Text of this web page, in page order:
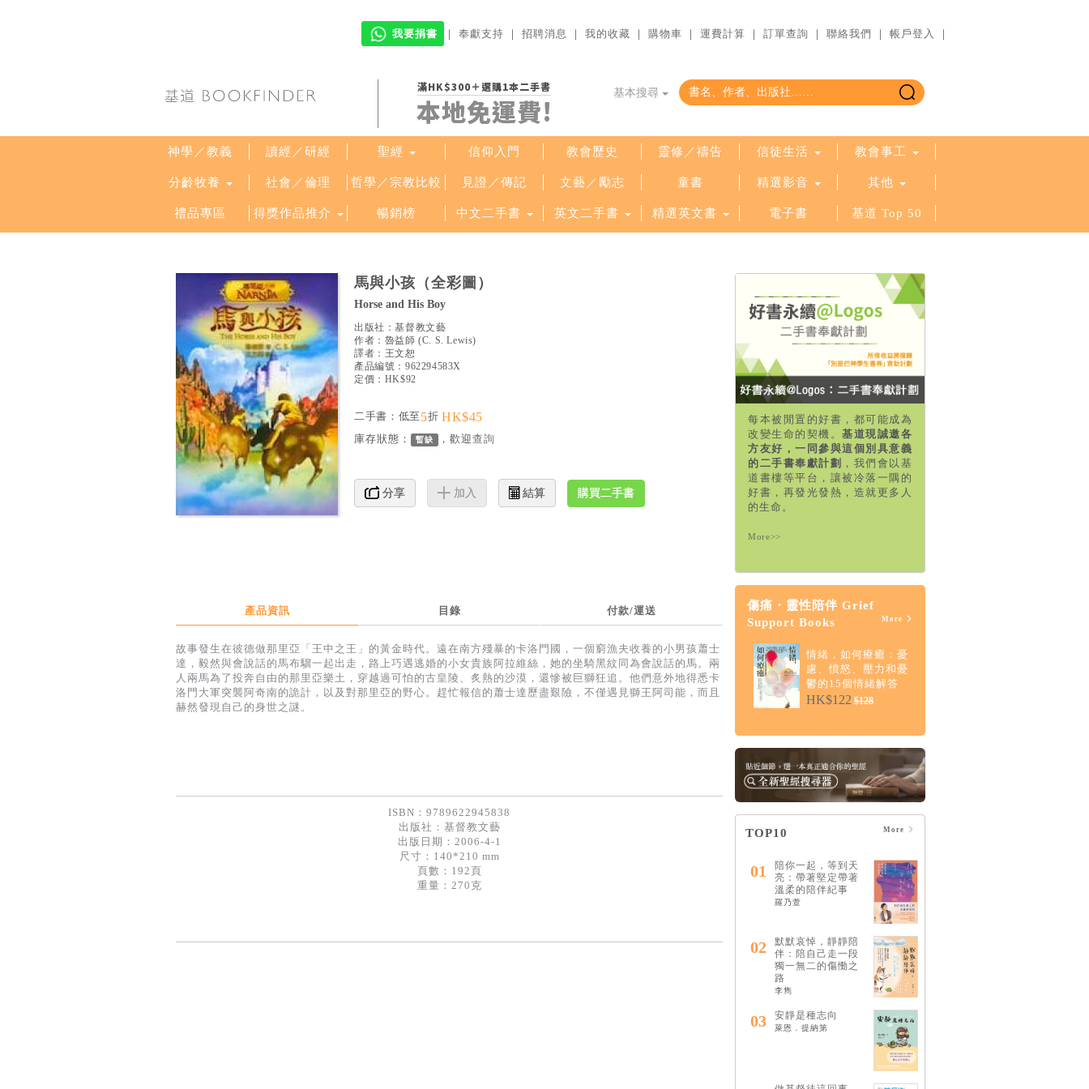
我要捐書 ｜ 奉獻支持 ｜ 招聘消息 ｜ 我的收藏 ｜ 購物車 ｜ 運費計算 ｜ 訂單查詢 ｜ 聯絡我們 ｜ 帳戶登入 ｜
滿HK$300＋選購1本二手書
本地免運費!
基本搜尋
神學／教義 讀經／研經 聖經 信仰入門 教會歷史 靈修／禱告 信徒生活 教會事工
分齡牧養 社會／倫理 哲學／宗教比較 見證／傳記 文藝／勵志 童書 精選影音 其他
禮品專區 得獎作品推介 暢銷榜 中文二手書 英文二手書 精選英文書 電子書 基道 Top 50
馬與小孩（全彩圖）
Horse and His Boy
出版社：基督教文藝
作者： 魯益師 (C. S. Lewis)
譯者： 王文恕
產品編號： 962294583X
定價：HK$92
二手書：低至 5折 HK$45
庫存狀態： 暫缺 ，歡迎查詢
分享 加入 結算 購買二手書
產品資訊 目錄 付款/運送
故事發生在彼德做那里亞「王中之王」的黃金時代。遠在南方殘暴的卡洛門國，一個窮漁夫收養的小男孩蕭士
達，毅然與會說話的馬布騮一起出走，路上巧遇逃婚的小女貴族阿拉維絲，她的坐騎黑紋同為會說話的馬。兩
人兩馬為了投奔自由的那里亞樂土，穿越過可怕的古皇陵、炙熱的沙漠，還慘被巨獅狂追。他們意外地得悉卡
洛門大軍突襲阿奇南的詭計，以及對那里亞的野心。趕忙報信的蕭士達歷盡艱險，不僅遇見獅王阿司能，而且
赫然發現自己的身世之謎。
ISBN：9789622945838
出版社： 基督教文藝
出版日期：2006-4-1
尺寸：140*210 mm
頁數：192頁
重量：270克
每本被閒置的好書，都可能成為
改變生命的契機。基道現誠邀各
方友好，一同參與這個別具意義
的二手書奉獻計劃 ，我們會以基
道書樓等平台，讓被冷落一隅的
好書，再發光發熱，造就更多人
的生命。
More>>
傷痛・靈性陪伴 Grief
Support Books
More
情緒，如何療癒：憂
慮、憤怒、壓力和憂
鬱的15個情緒解答
HK$122 $128
TOP10 More
01
陪你一起，等到天
亮：帶著堅定帶著
溫柔的陪伴紀事
羅乃萱
02
默默哀悼，靜靜陪
伴：陪自己走一段
獨一無二的傷慟之
路
李雋
03 安靜是種志向
萊恩．提納第